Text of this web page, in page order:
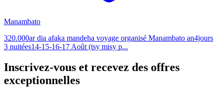
Manambato
320.000ar dia afaka mandeha voyage organisé Manambato an4jours
3 nuitées14-15-16-17 Août (tsy misy p...
Inscrivez-vous et recevez des offres
exceptionnelles